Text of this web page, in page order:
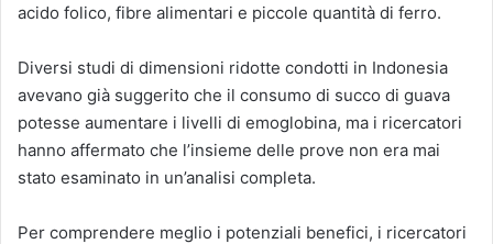
acido folico, fibre alimentari e piccole quantità di ferro.
Diversi studi di dimensioni ridotte condotti in Indonesia
avevano già suggerito che il consumo di succo di guava
potesse aumentare i livelli di emoglobina, ma i ricercatori
hanno affermato che l’insieme delle prove non era mai
stato esaminato in un’analisi completa.
Per comprendere meglio i potenziali benefici, i ricercatori